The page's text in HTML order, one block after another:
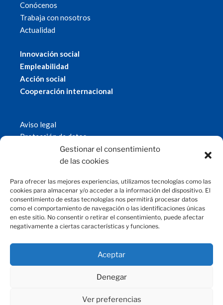
Gestionar el consentimiento
de las cookies
Para ofrecer las mejores experiencias, utilizamos tecnologías como las
cookies para almacenar y/o acceder a la información del dispositivo. El
consentimiento de estas tecnologías nos permitirá procesar datos
como el comportamiento de navegación o las identificaciones únicas
en este sitio. No consentir o retirar el consentimiento, puede afectar
negativamente a ciertas características y funciones.
Aceptar
Denegar
Ver preferencias
Conócenos
Trabaja con nosotros
Actualidad
Innovación social
Empleabilidad
Acción social
Cooperación internacional
Aviso legal
Protección de datos
Política de cookies
© 2019 Fundación Magtel.
CONTACTO
fundacion@magtel.es
Parque Empresarial Las Quemadas
C/Gabriel Ramos Bejarano, 114
14014 Córdoba